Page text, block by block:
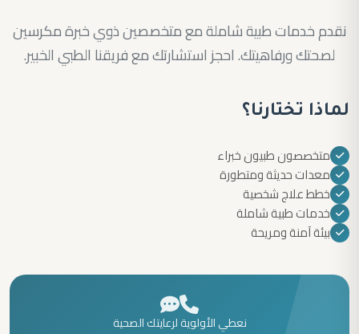
نقدم خدمات طبية شاملة مع متخصصين ذوي خبرة مكرسين
لصحتك ورفاهيتك. احجز استشارتك مع فريقنا الطبي الخبير.
لماذا تختارنا؟
متخصصون طبيون خبراء
معدات حديثة ومتطورة
خطط علاج شخصية
خدمات طبية شاملة
بيئة آمنة ومريحة
نعطي الأولوية لرعايتك الصحية